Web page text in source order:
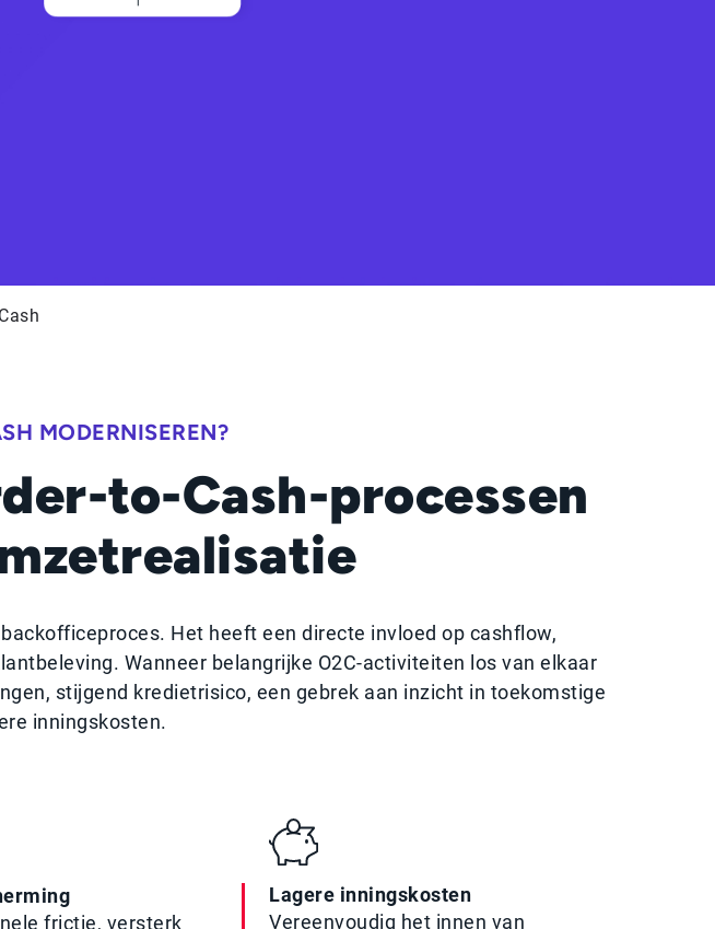
MODERNISEREN?
to-Cash-processen
Het heeft een directe invloed op cashflow,
Wanneer belangrijke O2C-activiteiten los van elkaar
stijgend kredietrisico, een gebrek aan inzicht in toekomstige
inningskosten.
frictie, versterk
Lagere inningskosten
Vereenvoudig het innen van